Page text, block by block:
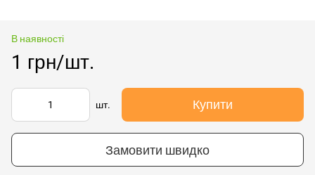
В наявності
1 грн/шт.
шт. Купити
Замовити швидко